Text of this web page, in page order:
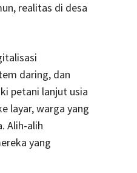
realitas di desa
daring, dan
petani lanjut usia
layar, warga yang
Alih-alih
yang